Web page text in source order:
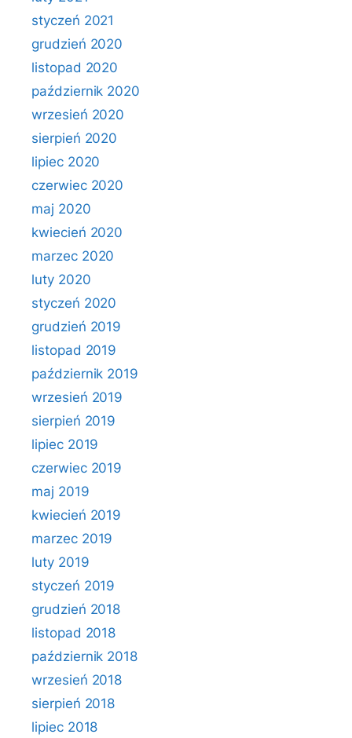
styczeń 2021
grudzień 2020
listopad 2020
październik 2020
wrzesień 2020
sierpień 2020
lipiec 2020
czerwiec 2020
maj 2020
kwiecień 2020
marzec 2020
luty 2020
styczeń 2020
grudzień 2019
listopad 2019
październik 2019
wrzesień 2019
sierpień 2019
lipiec 2019
czerwiec 2019
maj 2019
kwiecień 2019
marzec 2019
luty 2019
styczeń 2019
grudzień 2018
listopad 2018
październik 2018
wrzesień 2018
sierpień 2018
lipiec 2018